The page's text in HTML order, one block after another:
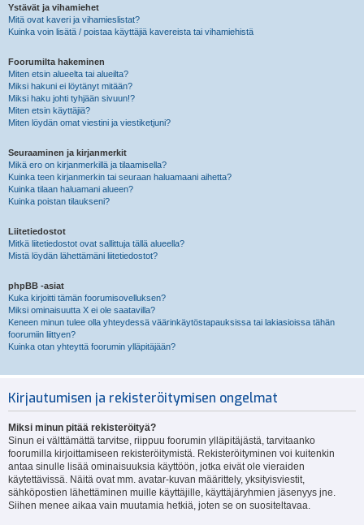
Ystävät ja vihamiehet
Mitä ovat kaveri ja vihamieslistat?
Kuinka voin lisätä / poistaa käyttäjiä kavereista tai vihamiehistä
Foorumilta hakeminen
Miten etsin alueelta tai alueilta?
Miksi hakuni ei löytänyt mitään?
Miksi haku johti tyhjään sivuun!?
Miten etsin käyttäjiä?
Miten löydän omat viestini ja viestiketjuni?
Seuraaminen ja kirjanmerkit
Mikä ero on kirjanmerkillä ja tilaamisella?
Kuinka teen kirjanmerkin tai seuraan haluamaani aihetta?
Kuinka tilaan haluamani alueen?
Kuinka poistan tilaukseni?
Liitetiedostot
Mitkä liitetiedostot ovat sallittuja tällä alueella?
Mistä löydän lähettämäni liitetiedostot?
phpBB -asiat
Kuka kirjoitti tämän foorumisovelluksen?
Miksi ominaisuutta X ei ole saatavilla?
Keneen minun tulee olla yhteydessä väärinkäytöstapauksissa tai lakiasioissa tähän
foorumiin liittyen?
Kuinka otan yhteyttä foorumin ylläpitäjään?
Kirjautumisen ja rekisteröitymisen ongelmat
Miksi minun pitää rekisteröityä?
Sinun ei välttämättä tarvitse, riippuu foorumin ylläpitäjästä, tarvitaanko
foorumilla kirjoittamiseen rekisteröitymistä. Rekisteröityminen voi kuitenkin
antaa sinulle lisää ominaisuuksia käyttöön, jotka eivät ole vieraiden
käytettävissä. Näitä ovat mm. avatar-kuvan määrittely, yksityisviestit,
sähköpostien lähettäminen muille käyttäjille, käyttäjäryhmien jäsenyys jne.
Siihen menee aikaa vain muutamia hetkiä, joten se on suositeltavaa.